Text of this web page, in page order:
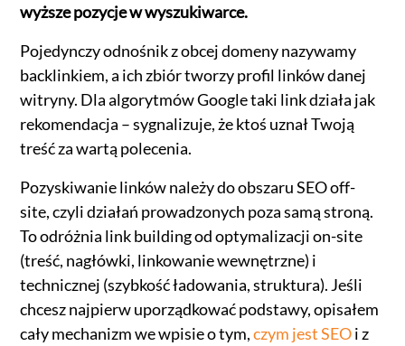
wyższe pozycje w wyszukiwarce.
Pojedynczy odnośnik z obcej domeny nazywamy
backlinkiem, a ich zbiór tworzy profil linków danej
witryny. Dla algorytmów Google taki link działa jak
rekomendacja – sygnalizuje, że ktoś uznał Twoją
treść za wartą polecenia.
Pozyskiwanie linków należy do obszaru SEO off-
site, czyli działań prowadzonych poza samą stroną.
To odróżnia link building od optymalizacji on-site
(treść, nagłówki, linkowanie wewnętrzne) i
technicznej (szybkość ładowania, struktura). Jeśli
chcesz najpierw uporządkować podstawy, opisałem
cały mechanizm we wpisie o tym,czym jest SEOi z